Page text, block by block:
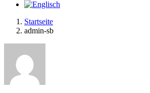
Startseite
admin-sb